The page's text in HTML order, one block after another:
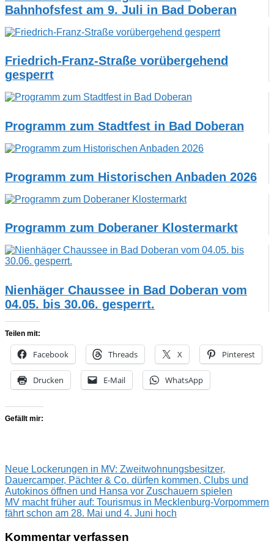
Bahnhofsfest am 9. Juli in Bad Doberan
Friedrich-Franz-Straße vorübergehend
gesperrt
Programm zum Stadtfest in Bad Doberan
Programm zum Historischen Anbaden 2026
Programm zum Doberaner Klostermarkt
Nienhäger Chaussee in Bad Doberan vom
04.05. bis 30.06. gesperrt.
Teilen mit:
Facebook Threads X Pinterest
Drucken E-Mail WhatsApp
Gefällt mir:
Beitragsnavigation
Vorheriger
Beitrag:
Neue Lockerungen in MV: Zweitwohnungsbesitzer,
Dauercamper, Pächter & Co. dürfen kommen, Clubs und
Autokinos öffnen und Hansa vor Zuschauern spielen
Nächster
Beitrag:
MV macht früher auf: Tourismus in Mecklenburg-Vorpommern
fährt schon am 28. Mai und 4. Juni hoch
Kommentar verfassen